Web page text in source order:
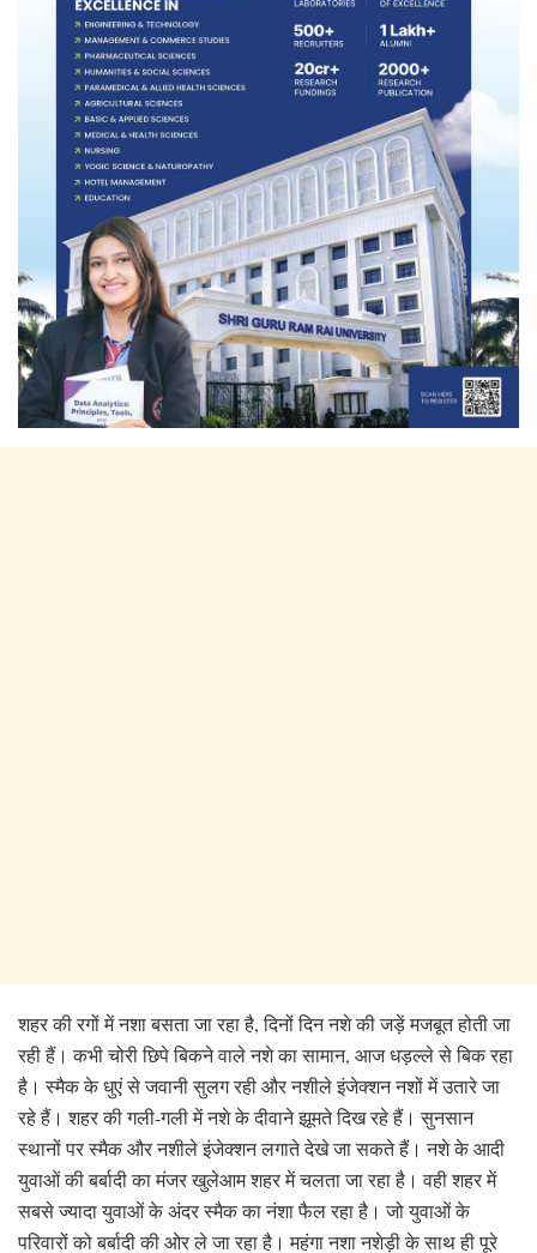
शहर की रगों में नशा बसता जा रहा है, दिनों दिन नशे की जड़ें मजबूत होती जा
रही हैं। कभी चोरी छिपे बिकने वाले नशे का सामान, आज धड़ल्ले से बिक रहा
है। स्मैक के धुएं से जवानी सुलग रही और नशीले इंजेक्शन नशों में उतारे जा
रहे हैं। शहर की गली-गली में नशे के दीवाने झूमते दिख रहे हैं। सुनसान
स्थानों पर स्मैक और नशीले इंजेक्शन लगाते देखे जा सकते हैं। नशे के आदी
युवाओं की बर्बादी का मंजर खुलेआम शहर में चलता जा रहा है। वही शहर में
सबसे ज्यादा युवाओं के अंदर स्मैक का नंशा फैल रहा है। जो युवाओं के
परिवारों को बर्बादी की ओर ले जा रहा है। महंगा नशा नशेड़ी के साथ ही पूरे